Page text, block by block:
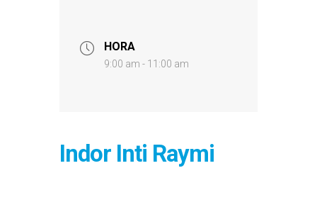
HORA
9:00 am - 11:00 am
Indor Inti Raymi